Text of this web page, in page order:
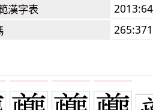
漢字表
265:371